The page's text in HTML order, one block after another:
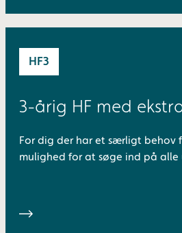
HF3
3-årig HF med
For dig der har et særligt behov
mulighed for at søge ind på alle